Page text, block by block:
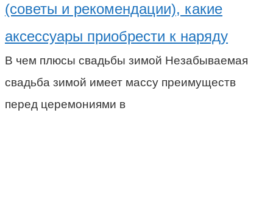
(советы и рекомендации), какие
аксессуары приобрести к наряду
В чем плюсы свадьбы зимой Незабываемая
свадьба зимой имеет массу преимуществ
перед церемониями в